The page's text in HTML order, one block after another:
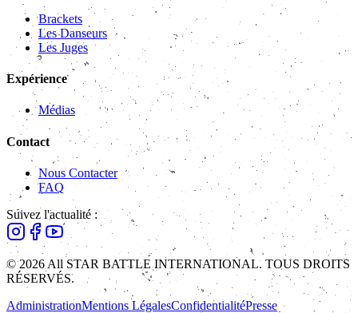
Brackets
Les Danseurs
Les Juges
Expérience
Médias
Contact
Nous Contacter
FAQ
Suivez l'actualité :
© 2026 All STAR BATTLE INTERNATIONAL. TOUS DROITS
RÉSERVÉS.
AdministrationMentions LégalesConfidentialitéPresse